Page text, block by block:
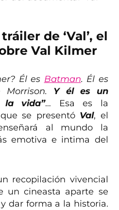
de ‘Val’, el
Val Kilmer
Él es Batman. Él es
Y él es un
vida”… Esa es la
se presentó Val, el
al mundo la
emotiva e intima del
recopilación vivencial
un cineasta aparte se
dar forma a la historia.